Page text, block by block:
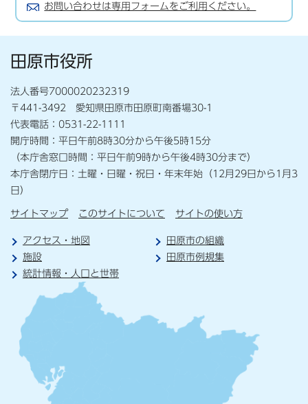
お問い合わせは専用フォームをご利用ください。
田原市役所
法人番号7000020232319
〒441-3492 愛知県田原市田原町南番場30-1
代表電話：0531-22-1111
開庁時間：平日午前8時30分から午後5時15分
（本庁舎窓口時間：平日午前9時から午後4時30分まで）
本庁舎閉庁日：土曜・日曜・祝日・年末年始（12月29日から1月3
日）
サイトマップ このサイトについて サイトの使い方
アクセス・地図
田原市の組織
施設
田原市例規集
統計情報・人口と世帯